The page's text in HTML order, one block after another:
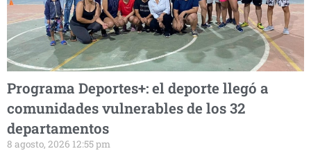
Programa Deportes+: el deporte llegó a
comunidades vulnerables de los 32
departamentos
8 agosto, 2026 12:55 pm